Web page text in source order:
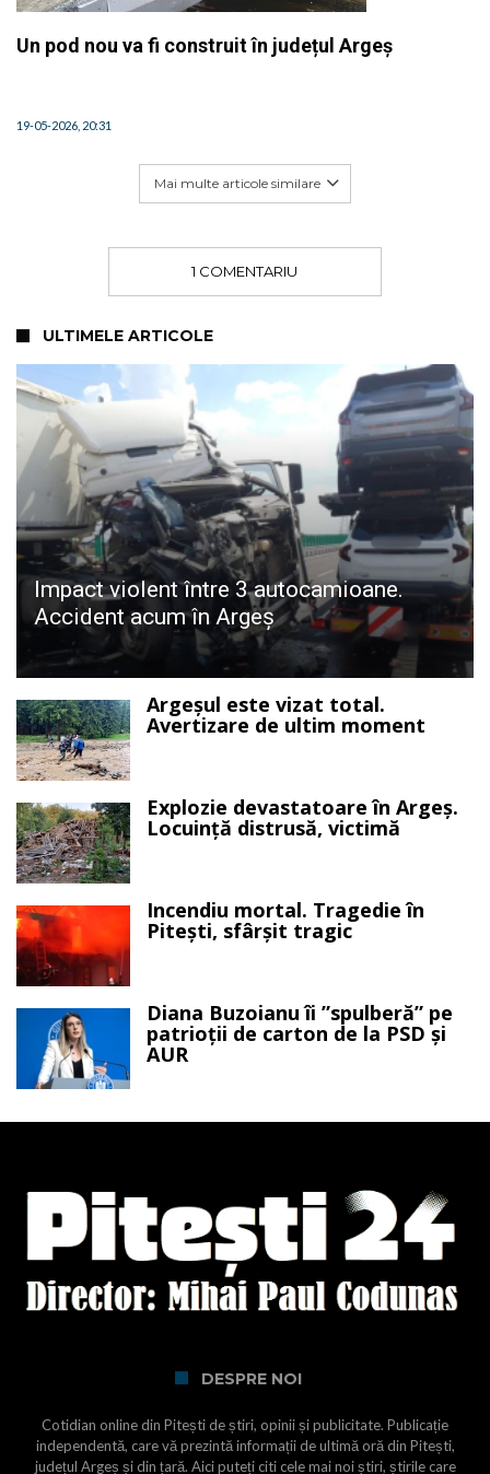
Un pod nou va fi construit în județul Argeș
19-05-2026, 20:31
Mai multe articole similare
1 COMENTARIU
ULTIMELE ARTICOLE
Impact violent între 3 autocamioane.
Accident acum în Argeș
Argeșul este vizat total.
Avertizare de ultim moment
Explozie devastatoare în Argeș.
Locuință distrusă, victimă
Incendiu mortal. Tragedie în
Pitești, sfârșit tragic
Diana Buzoianu îi ”spulberă” pe
patrioții de carton de la PSD și
AUR
DESPRE NOI
Cotidian online din Pitești de știri, opinii și publicitate. Publicație
independentă, care vă prezintă informații de ultimă oră din Pitești,
județul Argeș și din țară. Aici puteți citi cele mai noi știri, știrile care